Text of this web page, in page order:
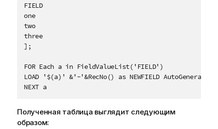
FIELD
one
two
three
];
FOR Each a in FieldValueList('FIELD')
LOAD '$(a)' &'-'&RecNo() as NEWFIELD AutoGenerate
Полученная таблица выглядит следующим
образом: